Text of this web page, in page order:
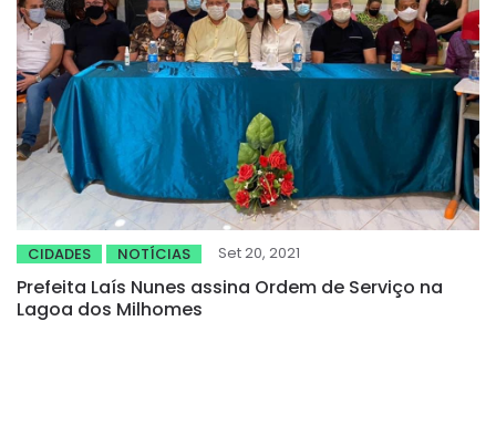
CIDADES NOTÍCIAS Set 20, 2021
Prefeita Laís Nunes assina Ordem de Serviço na
Lagoa dos Milhomes